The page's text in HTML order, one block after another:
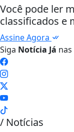
Você pode ler
classificados e
Assine Agora
Siga Notícia Já
/ Notícias